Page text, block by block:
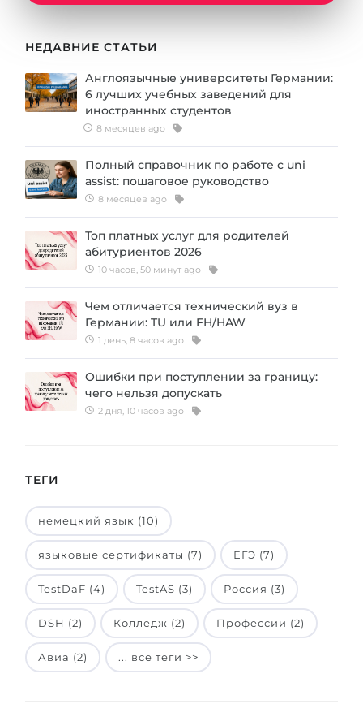
Города
Специальности
Примеры вакансий
КАРЬЕРНОЕ ОРИЕНТИРОВАНИЕ
Тест Карта Интересов
Тест RIASEC
Успех на
100%
Наши студенты успешно поступают
Инженерия
Менеджмент
Другая специальность
Россия
Украина
Азербайджан
Армения
Беларусь
Другая страна
НЕДАВНИЕ СТАТЬИ
Англоязычные университеты Германии:
6 лучших учебных заведений для
иностранных студентов
8 месяцев ago
Полный справочник по работе с uni
assist: пошаговое руководство
8 месяцев ago
Топ платных услуг для родителей
абитуриентов 2026
10 часов, 50 минут ago
Чем отличается технический вуз в
Германии: TU или FH/HAW
1 день, 8 часов ago
Ошибки при поступлении за границу:
чего нельзя допускать
2 дня, 10 часов ago
ТЕГИ
немецкий язык (10)
языковые сертификаты (7) ЕГЭ (7)
TestDaF (4) TestAS (3) Россия (3)
DSH (2) Колледж (2) Профессии (2)
Авиа (2) ... все теги >>